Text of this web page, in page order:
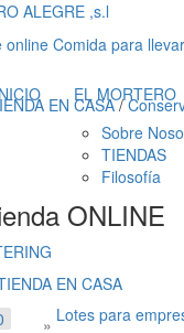
ALEGRE ,s.l
online Comida para llevar
EL MORTERO
Sobre
TIENDAS
Filosofía
EN CASA/
ONLINE
EN CASA
Lotes para